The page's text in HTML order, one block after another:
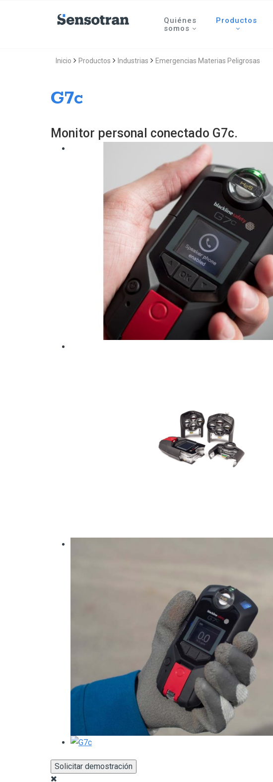
Quiénes
somos
Productos
Inicio Productos Industrias Emergencias Materias Peligrosas
G7c
Monitor personal conectado G7c.
Solicitar demostración